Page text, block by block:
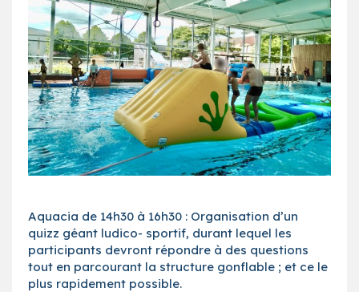
Aquacia de 14h30 à 16h30 : Organisation d’un
quizz géant ludico- sportif, durant lequel les
participants devront répondre à des questions
tout en parcourant la structure gonflable ; et ce le
plus rapidement possible.